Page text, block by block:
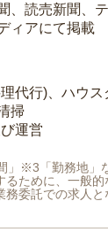
、読売新聞、
ィアにて掲載
代行)、ハウ
掃
運営
」※3「勤務地」
るために、一般
委託での求人と